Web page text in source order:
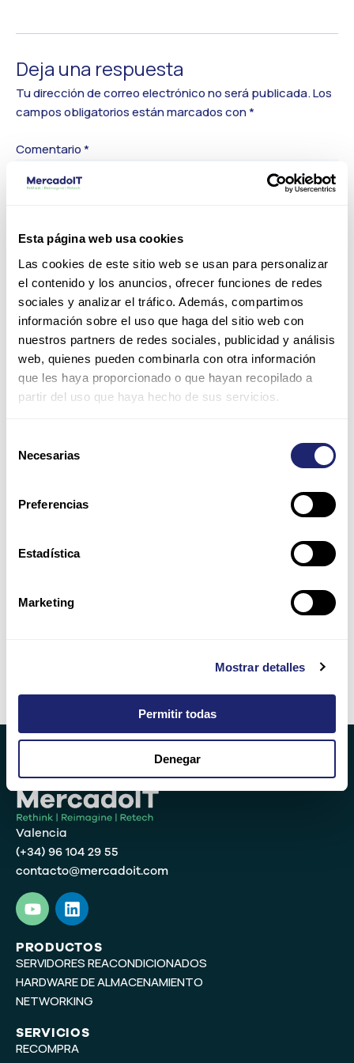
Esta página web usa cookies
Las cookies de este sitio web se usan para personalizar
el contenido y los anuncios, ofrecer funciones de redes
sociales y analizar el tráfico. Además, compartimos
información sobre el uso que haga del sitio web con
nuestros partners de redes sociales, publicidad y análisis
web, quienes pueden combinarla con otra información
que les haya proporcionado o que hayan recopilado a
partir del uso que haya hecho de sus servicios.
Necesarias
Preferencias
Estadística
Marketing
Mostrar detalles
Permitir todas
Denegar
Deja una respuesta
Tu dirección de correo electrónico no será publicada.Los
campos obligatorios están marcados con*
Comentario*
Nombre*
Correo
Web
navegador para la próxima vez que comente.
Alternative:
Valencia
(+34) 96 104 29 55
contacto@mercadoit.com
Y
o
u
t
u
b
e
L
i
n
k
e
d
i
PRODUCTOS
SERVIDORES REACONDICIONADOS
HARDWARE DE ALMACENAMIENTO
NETWORKING
SERVICIOS
RECOMPRA